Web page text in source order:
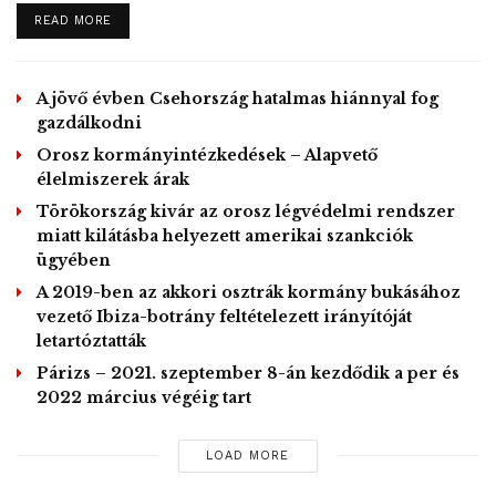
egyikük elkapja a vírust, a többiek 75 százaléka
legyengültek. Előnyben részesítjük, és ez teljesen érthető,
az olyan embereket, akiknek nagyobb esélyük van
meggyógyulni” – mondta Gael Durel, a betegek
elhelyezéséért felelős orvosok egyesületének elnöke az
RTL kereskedelmi rádióban. Ez helyzet emlékeztet arra,
ami Olaszországban gyakorlattá vált az elmúlt két hétben.
A kijárások korlátozásának ellenőrzésére az utcákra
vezényelt 100 ezer rendőr és csendőr 24 óra alatt 70 ezer
embert igazoltatott, és 4095 esetben szabott ki 135 eurós
(mintegy 46 ezer forintos) bírságot azokra, akik nem
READ MOREDETAILS
A jövő évben Csehország hatalmas hiánnyal fog
gazdálkodni
Orosz kormányintézkedések – Alapvető
élelmiszerek árak
Törökország kivár az orosz légvédelmi rendszer
miatt kilátásba helyezett amerikai szankciók
ügyében
A 2019-ben az akkori osztrák kormány bukásához
vezető Ibiza-botrány feltételezett irányítóját
letartóztatták
Párizs – 2021. szeptember 8-án kezdődik a per és
2022 március végéig tart
LOAD MORE